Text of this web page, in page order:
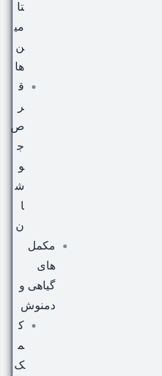
تا
می
ن
ها
ق
ر
ص
ج
و
ش
ا
ن
مکمل
های
گیاهی و
دمنوش
ک
م
ک